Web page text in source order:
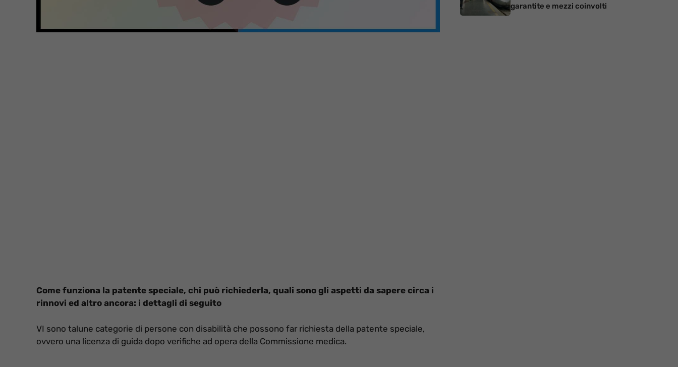
Come funziona la patente speciale, chi può richiederla, quali sono gli aspetti da sapere circa i
rinnovi ed altro ancora: i dettagli di seguito
VI sono talune categorie di persone con disabilità che possono far richiesta della patente speciale,
ovvero una licenza di guida dopo verifiche ad opera della Commissione medica.
garantite e mezzi coinvolti